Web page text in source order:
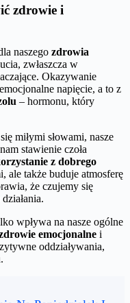
zdrowie i
naszego zdrowia
zwłaszcza w
Okazywanie
napięcie, a to z
– hormonu, który
miłymi słowami, nasze
stawienie czoła
z dobrego
ale także buduje atmosferę
że czujemy się
wpływa na nasze ogólne
emocjonalne i
oddziaływania,